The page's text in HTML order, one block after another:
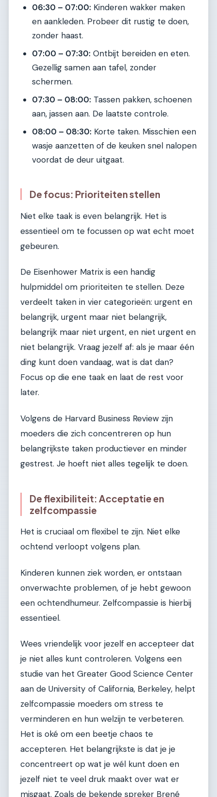
06:30 – 07:00: Kinderen wakker maken
en aankleden. Probeer dit rustig te doen,
zonder haast.
07:00 – 07:30: Ontbijt bereiden en eten.
Gezellig samen aan tafel, zonder
schermen.
07:30 – 08:00: Tassen pakken, schoenen
aan, jassen aan. De laatste controle.
08:00 – 08:30: Korte taken. Misschien een
wasje aanzetten of de keuken snel nalopen
voordat de deur uitgaat.
De focus: Prioriteiten stellen
Niet elke taak is even belangrijk. Het is
essentieel om te focussen op wat echt moet
gebeuren.
De Eisenhower Matrix is een handig
hulpmiddel om prioriteiten te stellen. Deze
verdeelt taken in vier categorieën: urgent en
belangrijk, urgent maar niet belangrijk,
belangrijk maar niet urgent, en niet urgent en
niet belangrijk. Vraag jezelf af: als je maar één
ding kunt doen vandaag, wat is dat dan?
Focus op die ene taak en laat de rest voor
later.
Volgens de Harvard Business Review zijn
moeders die zich concentreren op hun
belangrijkste taken productiever en minder
gestrest. Je hoeft niet alles tegelijk te doen.
De flexibiliteit: Acceptatie en
zelfcompassie
Het is cruciaal om flexibel te zijn. Niet elke
ochtend verloopt volgens plan.
Kinderen kunnen ziek worden, er ontstaan
onverwachte problemen, of je hebt gewoon
een ochtendhumeur. Zelfcompassie is hierbij
essentieel.
Wees vriendelijk voor jezelf en accepteer dat
je niet alles kunt controleren. Volgens een
studie van het Greater Good Science Center
aan de University of California, Berkeley, helpt
zelfcompassie moeders om stress te
verminderen en hun welzijn te verbeteren.
Het is oké om een beetje chaos te
accepteren. Het belangrijkste is dat je je
concentreert op wat je wél kunt doen en
jezelf niet te veel druk maakt over wat er
misgaat. Zoals de bekende spreker Brené